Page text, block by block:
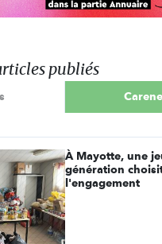
publiés
À Mayotte, une
génération
l'engagement